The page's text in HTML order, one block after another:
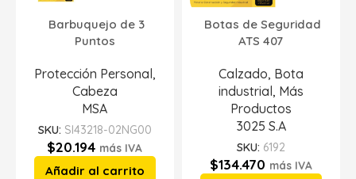
Barbuquejo de 3
Puntos
Protección Personal,
Cabeza
MSA
SKU: SI43218-02NG00
$20.194 más IVA
Añadir al carrito
Botas de Seguridad
ATS 407
Calzado, Bota
industrial, Más
Productos
3025 S.A
SKU: 6192
$134.470 más IVA